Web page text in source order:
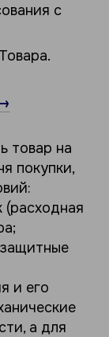
с
товар на
покупки,
(расходная
и его
а для